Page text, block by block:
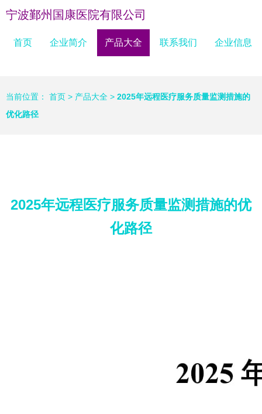
宁波鄞州国康医院有限公司
首页 企业简介 产品大全 联系我们 企业信息
当前位置： 首页 > 产品大全 > 2025年远程医疗服务质量监测措施的
优化路径
2025年远程医疗服务质量监测措施的优
化路径